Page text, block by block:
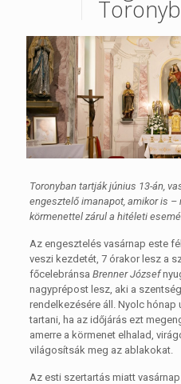
Toronyban tartják június 13-án,
engesztelő imanapot, amikor is
körmenettel zárul a hitéleti
Az engesztelés vasárnap este
veszi kezdetét, 7 órakor lesz a
főcelebránsa Brenner József
nagyprépost lesz, aki a
rendelkezésére áll. Nyolc hónap
tartani, ha az időjárás ezt
amerre a körmenet elhalad,
világosítsák meg az ablakokat.
Az esti szertartás miatt